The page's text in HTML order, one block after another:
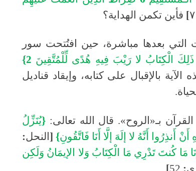
٧] فأين تكمن الهداية؟
التي بعدها مباشرة، حين افتُتحت سور
ذَلِكَ الْكِتَابُ لا رَيْبَ فِيهِ هُدًى لِّلْمُتَّقِينَ 2}
بالإقبال على كتابه، وإيقاد قناديل
.
بـ« الروح». قال الله تعالى:
{يُنَزِّلُ
أَنْ أَنذِرُوا أَنَّهُ لا إلَهَ إلَّا أَنَا فَاتَّقُونِ}
[ النحل:
مَا كُنتَ تَدْرِي مَا الْكِتَابُ وَلا الإيمَانُ وَلَكِن
:
52
]